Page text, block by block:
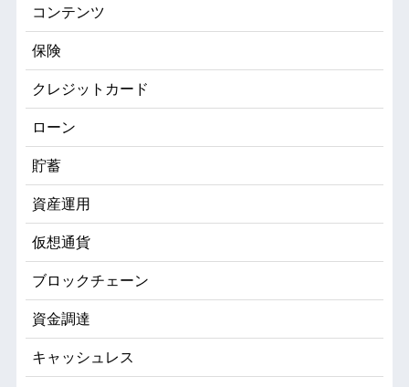
コンテンツ
保険
クレジットカード
ローン
貯蓄
資産運用
仮想通貨
ブロックチェーン
資金調達
キャッシュレス